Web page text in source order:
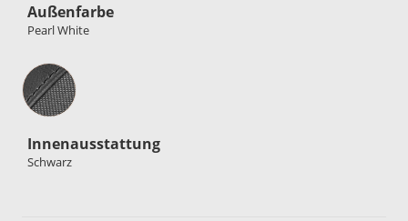
Außenfarbe
Pearl White
Innenausstattung
Innenausstattung
Schwarz